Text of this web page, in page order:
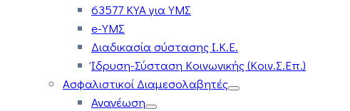
63577 ΚΥΑ για ΥΜΣ
e-ΥΜΣ
Διαδικασία σύστασης Ι.Κ.Ε.
Ίδρυση-Σύσταση Κοινωνικής (Κοιν.Σ.Επ.)
Ασφαλιστικοί Διαμεσολαβητές
Ανανέωση